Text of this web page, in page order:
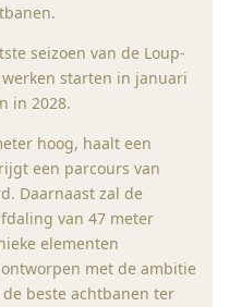
seizoen van de Loup-
starten in januari
in 2028.
hoog, haalt een
een parcours van
Daarnaast zal de
van 47 meter
elementen
met de ambitie
beste achtbanen ter